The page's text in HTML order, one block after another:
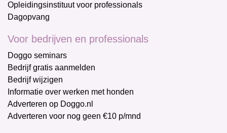
Opleidingsinstituut voor professionals
Dagopvang
Voor bedrijven en professionals
Doggo seminars
Bedrijf gratis aanmelden
Bedrijf wijzigen
Informatie over werken met honden
Adverteren op Doggo.nl
Adverteren voor nog geen €10 p/mnd